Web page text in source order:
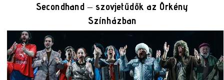
Secondhand – szovjetűdők az Örkény
Színházban